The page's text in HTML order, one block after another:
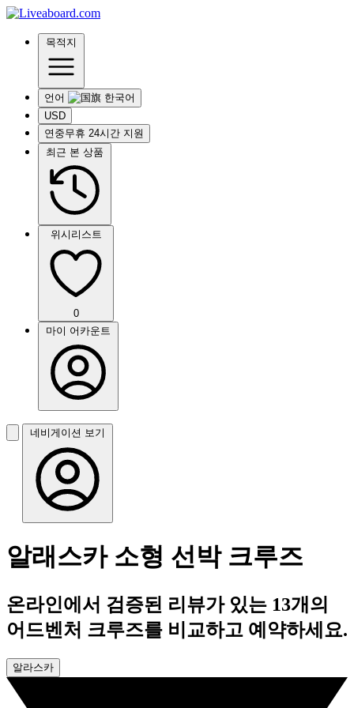
목적지
언어
USD
연중무휴 24시간 지원
최근 본 상품
위시리스트
0
마이 어카운트
네비게이션 보기
알래스카 소형 선박 크루즈
온라인에서 검증된 리뷰가 있는 13개의
어드벤처 크루즈를 비교하고 예약하세요.
알라스카